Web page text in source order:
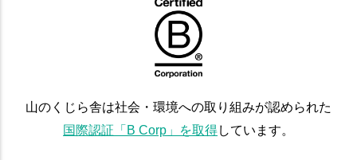
山のくじら舎は社会・環境への取り組みが認められた
国際認証「B Corp」を取得しています。